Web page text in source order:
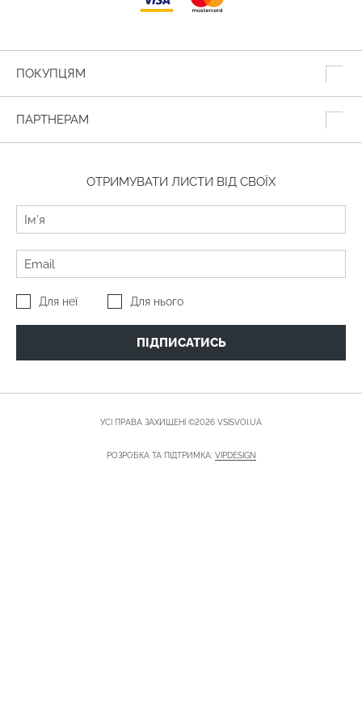
ПОКУПЦЯМ
ПАРТНЕРАМ
ОТРИМУВАТИ ЛИСТИ ВІД СВОЇХ
Для неї Для нього
ПІДПИСАТИСЬ
УСІ ПРАВА ЗАХИЩЕНІ ©2026 VSISVOI.UA
РОЗРОБКА ТА ПІДТРИМКА: VIPDESIGN